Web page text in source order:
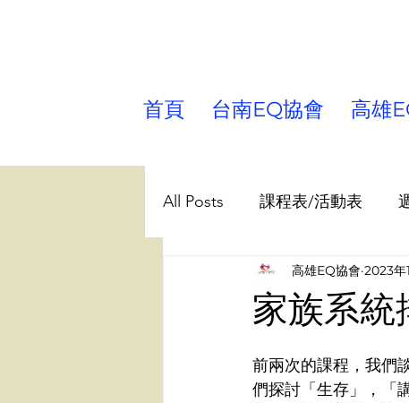
首頁 台南EQ協會 高雄
All Posts 課程表/活動表
課程帶領/學習 分享 兒
家族系統
高雄EQ協會 2023年
前兩次的課程，我們
們探討「生存」，「